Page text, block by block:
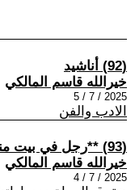
(92) أناشيد
خيرالله قاسم المالكي
2025 / 7 / 5
الادب والفن
(93) **رجل في بيت منسي**
خيرالله قاسم المالكي
2025 / 7 / 4